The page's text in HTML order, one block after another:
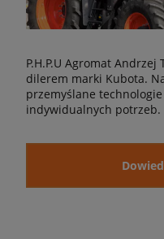
P.H.P.U Agromat
dilerem marki Kubota.
przemyślane
indywidualnych potrzeb.